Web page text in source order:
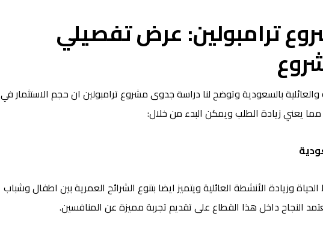
ترامبولين: عرض تفصيلي
بالسعودية وتوضح لنا دراسة جدوى مشروع ترامبولين ان حجم الاستثمار في
وزيادة الأنشطة العائلية ويتميز ايضا بتنوع الشرائح العمرية بين اطفال وشباب
النجاح داخل هذا القطاع على تقديم تجربة مميزة عن المنافسين.